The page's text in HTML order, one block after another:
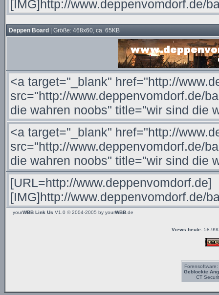
Deppen Board | Größe: 468x60, ca. 65KB
yourWBB Link Us V1.0 © 2004-2005 by yourWBB.de
Views heute:
Forensoftware:
Geblockte
CT